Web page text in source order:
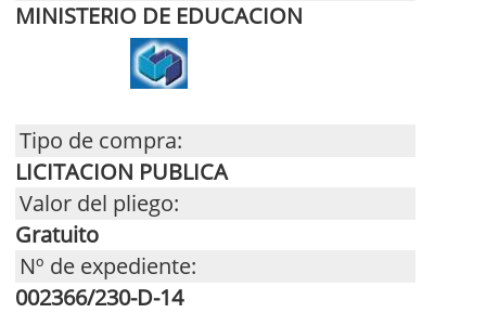
MINISTERIO DE EDUCACION
Tipo de compra:
LICITACION PUBLICA
Valor del pliego:
Gratuito
Nº de expediente:
002366/230-D-14